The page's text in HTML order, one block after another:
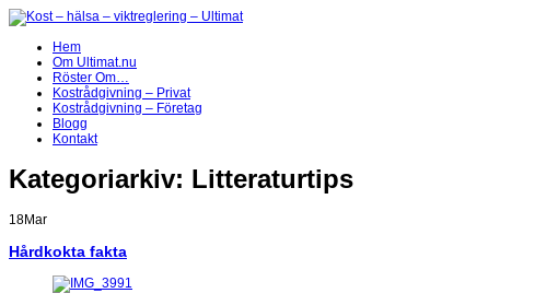
Hem
Om Ultimat.nu
Röster Om…
Kostrådgivning – Privat
Kostrådgivning – Företag
Blogg
Kontakt
Kategoriarkiv: Litteraturtips
18Mar
Hårdkokta fakta